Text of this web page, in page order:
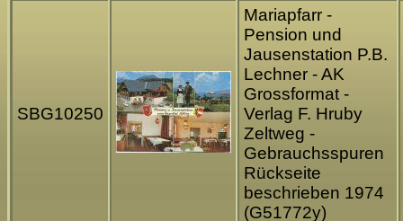
SBG10250
Mariapfarr -
Pension und
Jausenstation P.B.
Lechner - AK
Grossformat -
Verlag F. Hruby
Zeltweg -
Gebrauchsspuren
Rückseite
beschrieben 1974
(G51772y)